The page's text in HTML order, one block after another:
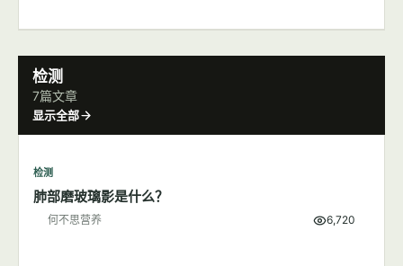
检测
7篇文章
显示全部
检测
肺部磨玻璃影是什么？
何不思营养 6,720